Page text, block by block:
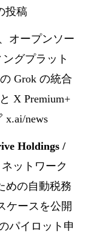
投稿
オープンソー
グプラット
Grok の統合
X Premium+
x.ai/news
Holdings /
ットワーク
めの自動税務
ケースを公開
パイロット申